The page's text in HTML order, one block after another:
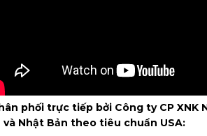
phối trực tiếp bởi Công ty CP
Nhật Bản theo tiêu chuẩn USA: